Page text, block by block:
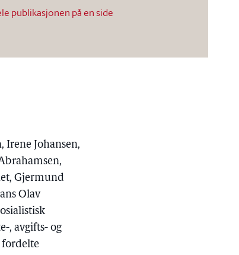
publikasjonen på en side
Johansen,
Gjermund
Olav
, avgifts- og
fordelte